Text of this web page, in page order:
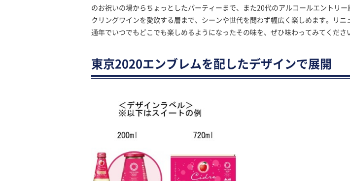
のお祝いの場からちょっとしたパーティーまで、また20代のアルコールエントリー
クリングワインを愛飲する層まで、シーンや世代を問わず幅広く楽しめます。リニ
通年でいつでもどこでも楽しめるようになったその味を、ぜひ味わってみてくださ
東京2020エンブレムを配したデザインで展開